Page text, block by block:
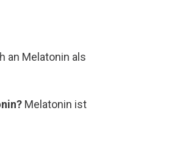
an Melatonin als
Melatonin ist